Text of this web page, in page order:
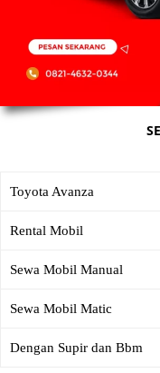
Toyota Avanza
Rental Mobil
Sewa Mobil Manual
Sewa Mobil Matic
Dengan Supir dan Bbm